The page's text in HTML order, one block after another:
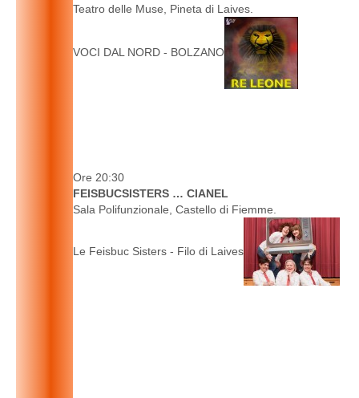
Teatro delle Muse, Pineta di Laives.
VOCI DAL NORD - BOLZANO
Ore 20:30
FEISBUCSISTERS … CIANEL
Sala Polifunzionale, Castello di Fiemme.
Le Feisbuc Sisters - Filo di Laives